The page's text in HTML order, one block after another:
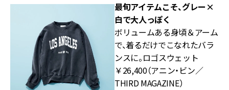
最旬アイテムこそ、グレー×
白で大人っぽく
ボリュームある身頃＆アーム
で、着るだけでこなれたバラ
ンスに。ロゴスウェット
￥26,400（アニン・ビン／
THIRD MAGAZINE）